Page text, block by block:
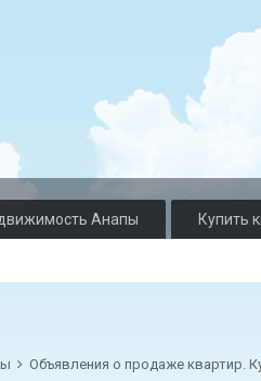
Анапы Купить
Объявления о продаже квартир.